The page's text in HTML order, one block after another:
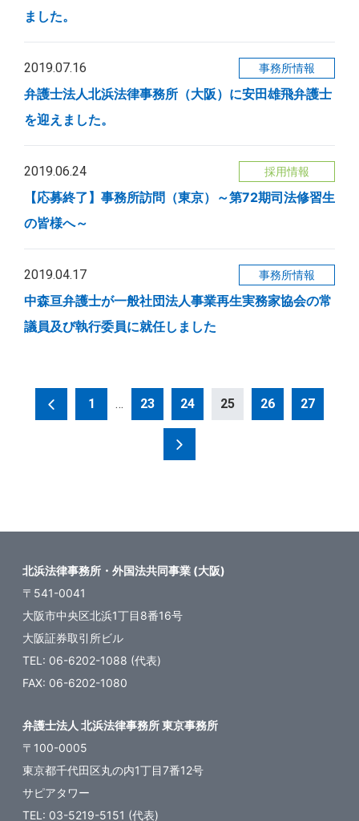
ました。
2019.07.16 事務所情報
弁護士法人北浜法律事務所（大阪）に安田雄飛弁護士
を迎えました。
2019.06.24 採用情報
【応募終了】事務所訪問（東京）～第72期司法修習生
の皆様へ～
2019.04.17 事務所情報
中森亘弁護士が一般社団法人事業再生実務家協会の常
議員及び執行委員に就任しました
稿
り
1 … 23 24 25 26 27
北浜法律事務所・外国法共同事業 (大阪)
〒541-0041
大阪市中央区北浜1丁目8番16号
大阪証券取引所ビル
TEL: 06-6202-1088 (代表)
FAX: 06-6202-1080
弁護士法人 北浜法律事務所 東京事務所
〒100-0005
東京都千代田区丸の内1丁目7番12号
サピアタワー
TEL: 03-5219-5151 (代表)